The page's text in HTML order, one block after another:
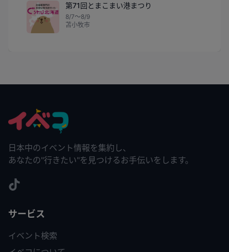
第71回とまこまい港まつり
8/7〜8/9
苫小牧市
日本中のイベント情報を集約し、
あなたの"行きたい"を見つけるお手伝いをします。
サービス
イベント検索